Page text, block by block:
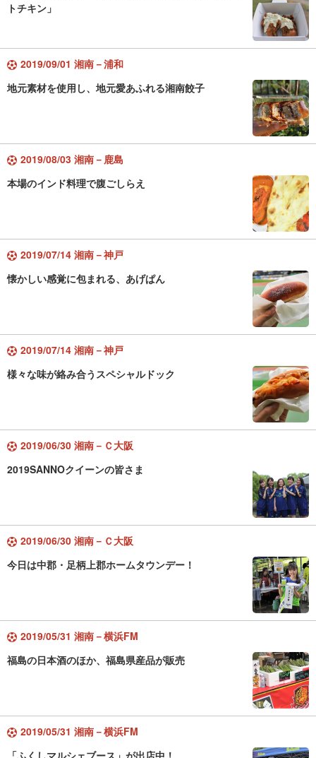
トチキン」
2019/09/01 湘南－浦和
地元素材を使用し、地元愛あふれる湘南餃子
2019/08/03 湘南－鹿島
本場のインド料理で腹ごしらえ
2019/07/14 湘南－神戸
懐かしい感覚に包まれる、あげぱん
2019/07/14 湘南－神戸
様々な味が絡み合うスペシャルドック
2019/06/30 湘南－Ｃ大阪
2019SANNOクイーンの皆さま
2019/06/30 湘南－Ｃ大阪
今日は中郡・足柄上郡ホームタウンデー！
2019/05/31 湘南－横浜FM
福島の日本酒のほか、福島県産品が販売
2019/05/31 湘南－横浜FM
「ふくしマルシェブース」が出店中！